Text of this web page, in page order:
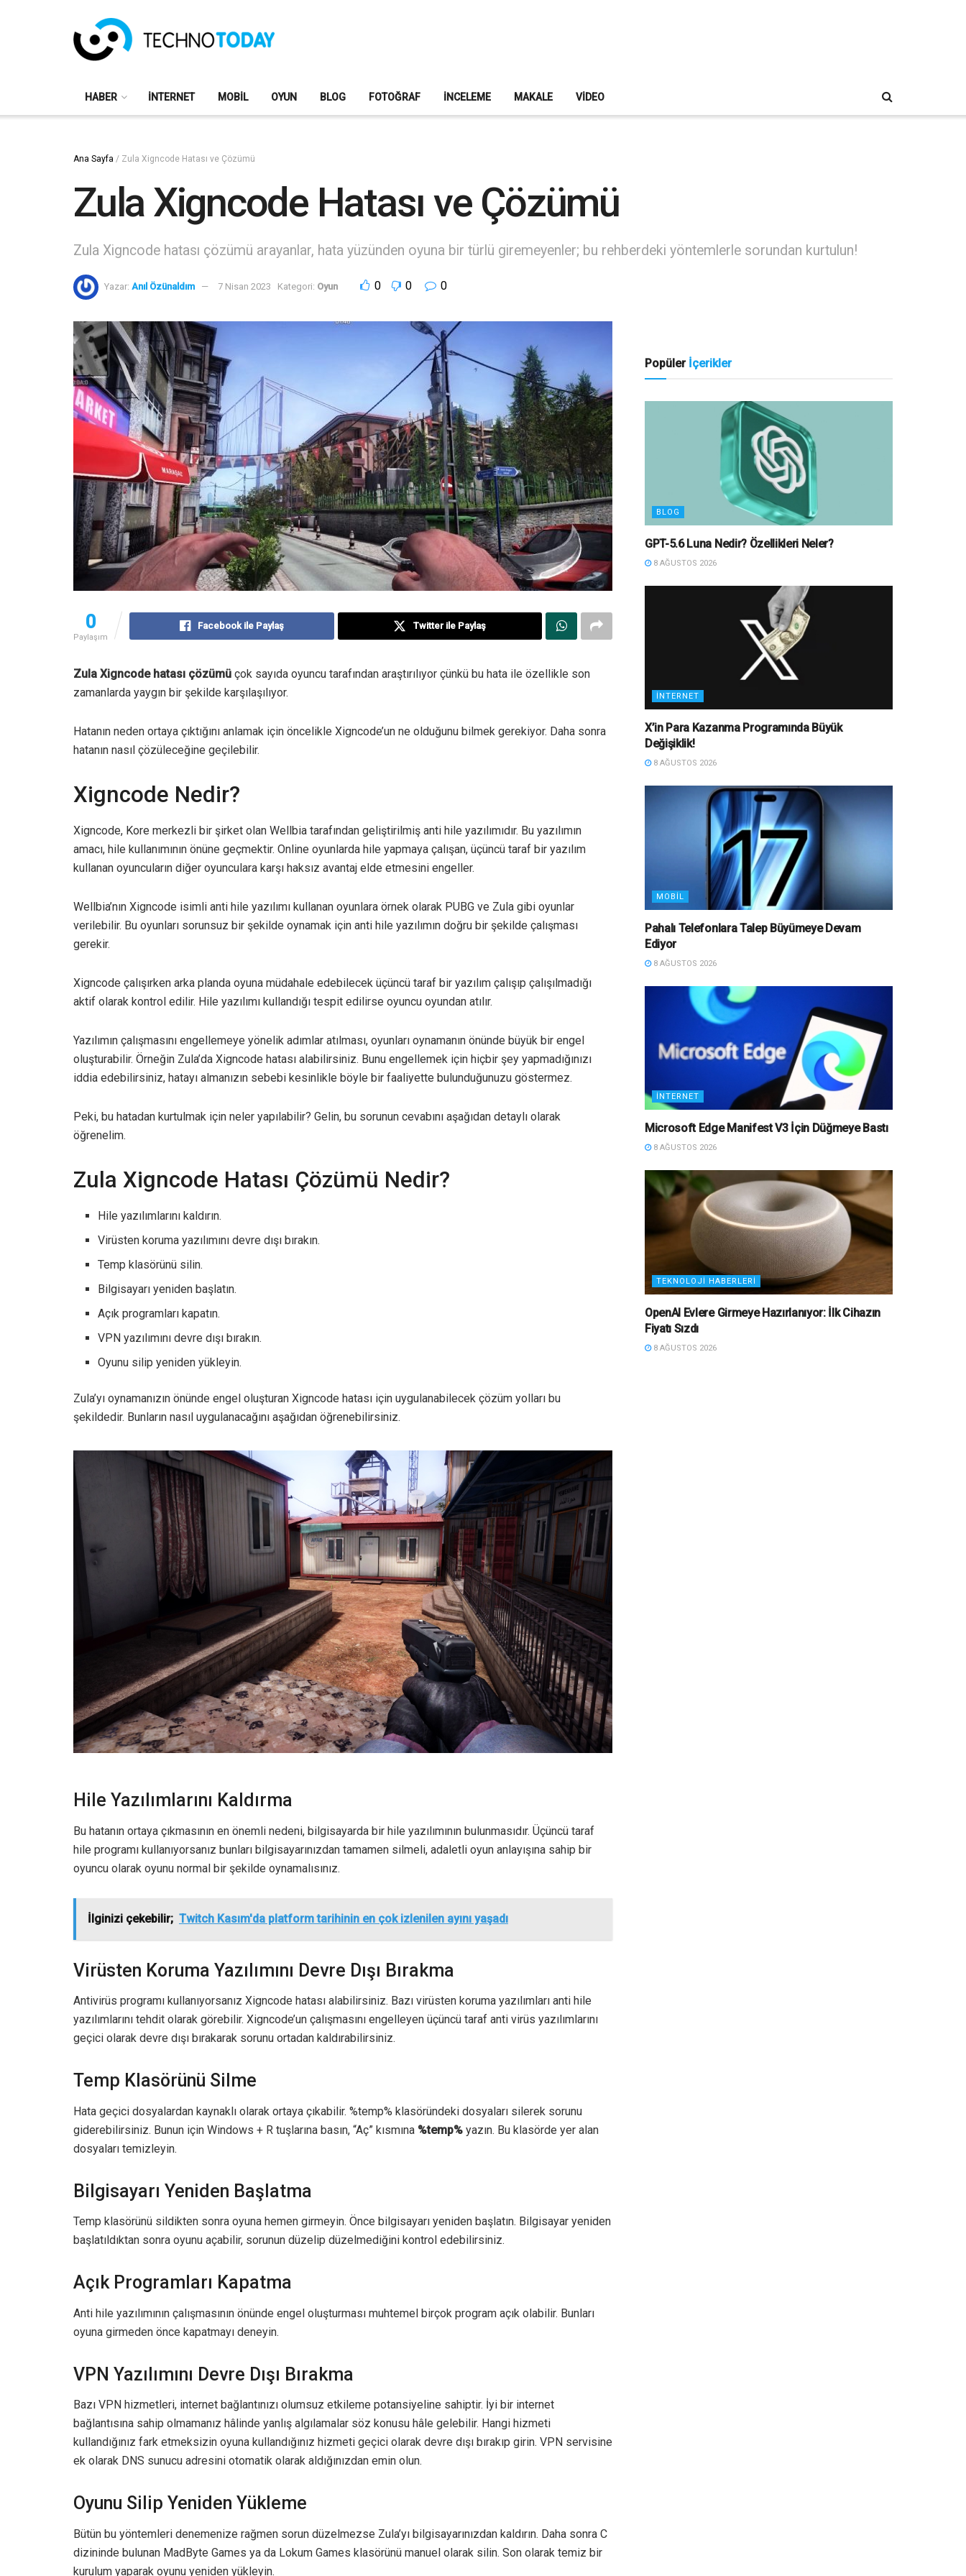
HABER İNTERNET MOBIL OYUN BLOG FOTOĞRAF İNCELEME MAKALE VIDEO
Ana Sayfa / Zula Xigncode Hatası ve Çözümü
Zula Xigncode Hatası ve Çözümü
Zula Xigncode hatası çözümü arayanlar, hata yüzünden oyuna bir türlü giremeyenler; bu rehberdeki yöntemlerle sorundan kurtulun!
Yazar: Anıl Özünaldım 7 Nisan 2023 Kategori: Oyun 0 0 0
0
Paylaşım
Facebook ile Paylaş Twitter ile Paylaş
Zula Xigncode hatası çözümü çok sayıda oyuncu tarafından araştırılıyor çünkü bu hata ile özellikle son
zamanlarda yaygın bir şekilde karşılaşılıyor.
Hatanın neden ortaya çıktığını anlamak için öncelikle Xigncode’un ne olduğunu bilmek gerekiyor. Daha sonra
hatanın nasıl çözüleceğine geçilebilir.
Xigncode Nedir?
Xigncode, Kore merkezli bir şirket olan Wellbia tarafından geliştirilmiş anti hile yazılımıdır. Bu yazılımın
amacı, hile kullanımının önüne geçmektir. Online oyunlarda hile yapmaya çalışan, üçüncü taraf bir yazılım
kullanan oyuncuların diğer oyunculara karşı haksız avantaj elde etmesini engeller.
Wellbia’nın Xigncode isimli anti hile yazılımı kullanan oyunlara örnek olarak PUBG ve Zula gibi oyunlar
verilebilir. Bu oyunları sorunsuz bir şekilde oynamak için anti hile yazılımın doğru bir şekilde çalışması
gerekir.
Xigncode çalışırken arka planda oyuna müdahale edebilecek üçüncü taraf bir yazılım çalışıp çalışılmadığı
aktif olarak kontrol edilir. Hile yazılımı kullandığı tespit edilirse oyuncu oyundan atılır.
Yazılımın çalışmasını engellemeye yönelik adımlar atılması, oyunları oynamanın önünde büyük bir engel
oluşturabilir. Örneğin Zula’da Xigncode hatası alabilirsiniz. Bunu engellemek için hiçbir şey yapmadığınızı
iddia edebilirsiniz, hatayı almanızın sebebi kesinlikle böyle bir faaliyette bulunduğunuzu göstermez.
Peki, bu hatadan kurtulmak için neler yapılabilir? Gelin, bu sorunun cevabını aşağıdan detaylı olarak
öğrenelim.
Zula Xigncode Hatası Çözümü Nedir?
Hile yazılımlarını kaldırın.
Virüsten koruma yazılımını devre dışı bırakın.
Temp klasörünü silin.
Bilgisayarı yeniden başlatın.
Açık programları kapatın.
VPN yazılımını devre dışı bırakın.
Oyunu silip yeniden yükleyin.
Zula’yı oynamanızın önünde engel oluşturan Xigncode hatası için uygulanabilecek çözüm yolları bu
şekildedir. Bunların nasıl uygulanacağını aşağıdan öğrenebilirsiniz.
Hile Yazılımlarını Kaldırma
Bu hatanın ortaya çıkmasının en önemli nedeni, bilgisayarda bir hile yazılımının bulunmasıdır. Üçüncü taraf
hile programı kullanıyorsanız bunları bilgisayarınızdan tamamen silmeli, adaletli oyun anlayışına sahip bir
oyuncu olarak oyunu normal bir şekilde oynamalısınız.
İlginizi çekebilir; Twitch Kasım'da platform tarihinin en çok izlenilen ayını yaşadı
Virüsten Koruma Yazılımını Devre Dışı Bırakma
Antivirüs programı kullanıyorsanız Xigncode hatası alabilirsiniz. Bazı virüsten koruma yazılımları anti hile
yazılımlarını tehdit olarak görebilir. Xigncode’un çalışmasını engelleyen üçüncü taraf anti virüs yazılımlarını
geçici olarak devre dışı bırakarak sorunu ortadan kaldırabilirsiniz.
Temp Klasörünü Silme
Hata geçici dosyalardan kaynaklı olarak ortaya çıkabilir. %temp% klasöründeki dosyaları silerek sorunu
giderebilirsiniz. Bunun için Windows + R tuşlarına basın, “Aç” kısmına %temp% yazın. Bu klasörde yer alan
dosyaları temizleyin.
Bilgisayarı Yeniden Başlatma
Temp klasörünü sildikten sonra oyuna hemen girmeyin. Önce bilgisayarı yeniden başlatın. Bilgisayar yeniden
başlatıldıktan sonra oyunu açabilir, sorunun düzelip düzelmediğini kontrol edebilirsiniz.
Açık Programları Kapatma
Anti hile yazılımının çalışmasının önünde engel oluşturması muhtemel birçok program açık olabilir. Bunları
oyuna girmeden önce kapatmayı deneyin.
VPN Yazılımını Devre Dışı Bırakma
Bazı VPN hizmetleri, internet bağlantınızı olumsuz etkileme potansiyeline sahiptir. İyi bir internet
bağlantısına sahip olmamanız hâlinde yanlış algılamalar söz konusu hâle gelebilir. Hangi hizmeti
kullandığınız fark etmeksizin oyuna kullandığınız hizmeti geçici olarak devre dışı bırakıp girin. VPN servisine
ek olarak DNS sunucu adresini otomatik olarak aldığınızdan emin olun.
Oyunu Silip Yeniden Yükleme
Bütün bu yöntemleri denemenize rağmen sorun düzelmezse Zula’yı bilgisayarınızdan kaldırın. Daha sonra C
dizininde bulunan MadByte Games ya da Lokum Games klasörünü manuel olarak silin. Son olarak temiz bir
kurulum yaparak oyunu yeniden yükleyin.
Popüler İçerikler
BLOG
GPT-5.6 Luna Nedir? Özellikleri Neler?
8 AĞUSTOS 2026
İNTERNET
X’in Para Kazanma Programında Büyük
Değişiklik!
8 AĞUSTOS 2026
MOBIL
Pahalı Telefonlara Talep Büyümeye Devam
Ediyor
8 AĞUSTOS 2026
İNTERNET
Microsoft Edge Manifest V3 İçin Düğmeye Bastı
8 AĞUSTOS 2026
TEKNOLOJI HABERLERI
OpenAI Evlere Girmeye Hazırlanıyor: İlk Cihazın
Fiyatı Sızdı
8 AĞUSTOS 2026